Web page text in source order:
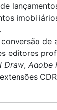
de
editores
Draw, Adobe